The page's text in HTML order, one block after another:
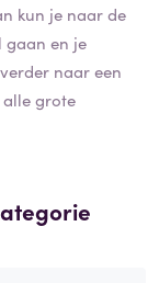
kun je naar de
gaan en je
naar een
grote